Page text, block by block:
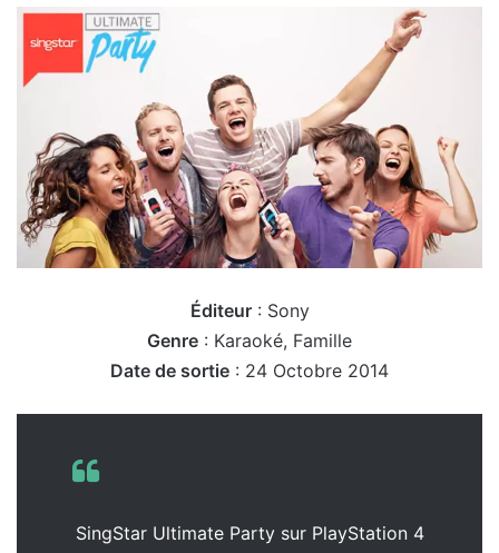
Éditeur: Sony
Genre : Karaoké, Famille
Date de sortie : 24 Octobre 2014
SingStar Ultimate Party sur PlayStation 4